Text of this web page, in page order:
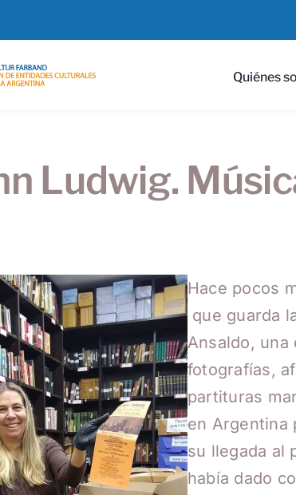
Quiénes
Ludwig.
Hace pocos
que guarda
Ansaldo, una
fotografías,
partituras
en Argentina
su llegada al
había dado